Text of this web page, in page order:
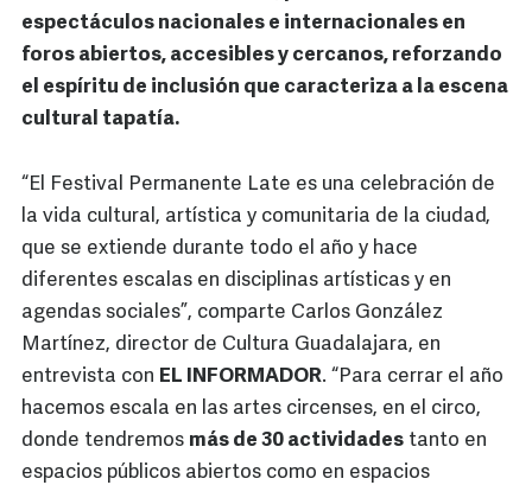
espectáculos nacionales e internacionales en
foros abiertos, accesibles y cercanos, reforzando
el espíritu de inclusión que caracteriza a la escena
cultural tapatía.
“El Festival Permanente Late es una celebración de
la vida cultural, artística y comunitaria de la ciudad,
que se extiende durante todo el año y hace
diferentes escalas en disciplinas artísticas y en
agendas sociales”, comparte Carlos González
Martínez, director de Cultura Guadalajara, en
entrevista con EL INFORMADOR. “Para cerrar el año
hacemos escala en las artes circenses, en el circo,
donde tendremos más de 30 actividades tanto en
espacios públicos abiertos como en espacios